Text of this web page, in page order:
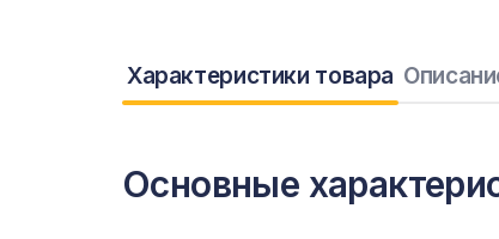
Характеристики товара
Основные